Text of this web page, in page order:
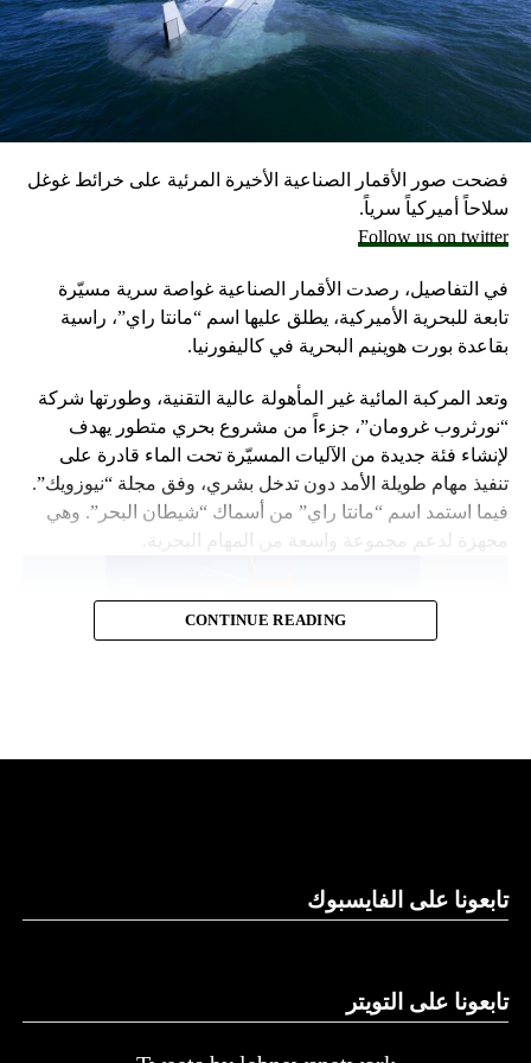
احتياطيا في حال نشوب حرب محتملة مع لبنان، وفق ما أكد
مسؤولون إسرائيليون حاليون وسابقون.
وكانت وزارة الخارجية أرجأت في مايو، فقط تسليم قنابل زنة
2000 رطل و500 رطل إلى إسرائيل بسبب مخاوف بشأن سقوط
ضحايا من المدنيين في مدينة رفح.
إلا أن نتنياهو خرج الأسبوع المضي بتصريحات نارية، ومفاجئة
حول مماطلة أميركا في تسليم تل أبيب أسلحة
ما أثار حفيظة البيت الأبيض الذي وصف تلك التصريحات بالمخيبة
للآمال.
فضحت صور الأقمار الصناعية الأخيرة المرئية على خرائط غوغل
سلاحاً أميركياً سرياً.
Follow us on twitter
في التفاصيل، رصدت الأقمار الصناعية غواصة سرية مسيّرة
تابعة للبحرية الأميركية، يطلق عليها اسم “مانتا راي”، راسية
بقاعدة بورت هوينيم البحرية في كاليفورنيا.
وتعد المركبة المائية غير المأهولة عالية التقنية، وطورتها شركة
“نورثروب غرومان”، جزءاً من مشروع بحري متطور يهدف
لإنشاء فئة جديدة من الآليات المسيّرة تحت الماء قادرة على
تنفيذ مهام طويلة الأمد دون تدخل بشري، وفق مجلة “نيوزويك”.
فيما استمد اسم “مانتا راي” من أسماك “شيطان البحر”. وهي
مجهزة لدعم مجموعة واسعة من المهام البحرية.
وتقول “نورثروب غرومان”، وهي تكتل للصناعات الجوية
الطاقة التي تسمح لها بالرسو في قاع البحر و”السبات” في حالة
انخفاض الطاقة.
CONTINUE READING
تابعونا على الفايسبوك
تابعونا على التويتر